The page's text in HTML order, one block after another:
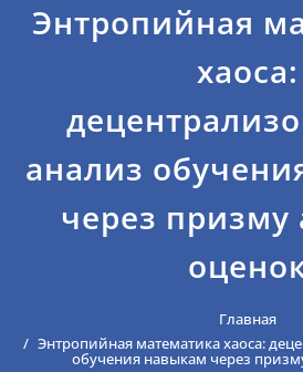
Энтропийная
хаоса:
анализ
через призму
Главная
Энтропийная математика хаоса:
обучения навыкам через